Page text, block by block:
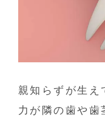
親知らずが生え
力が隣の歯や歯